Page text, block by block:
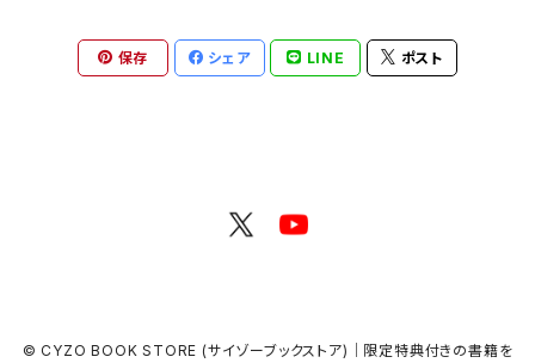
映画・映像
保存 シェア LINE ポスト
© CYZO BOOK STORE (サイゾーブックストア)｜限定特典付きの書籍を